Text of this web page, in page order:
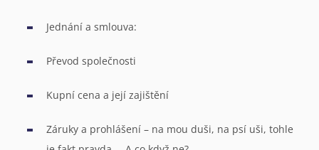
Jednání a smlouva:
Převod společnosti
Kupní cena a její zajištění
Záruky a prohlášení – na mou duši, na psí uši, tohle